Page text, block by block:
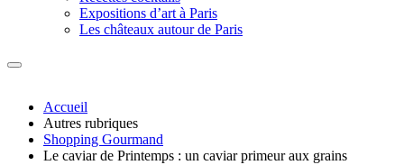
Expositions d’art à Paris
Les châteaux autour de Paris
Accueil
Autres rubriques
Shopping Gourmand
Le caviar de Printemps : un caviar primeur aux grains